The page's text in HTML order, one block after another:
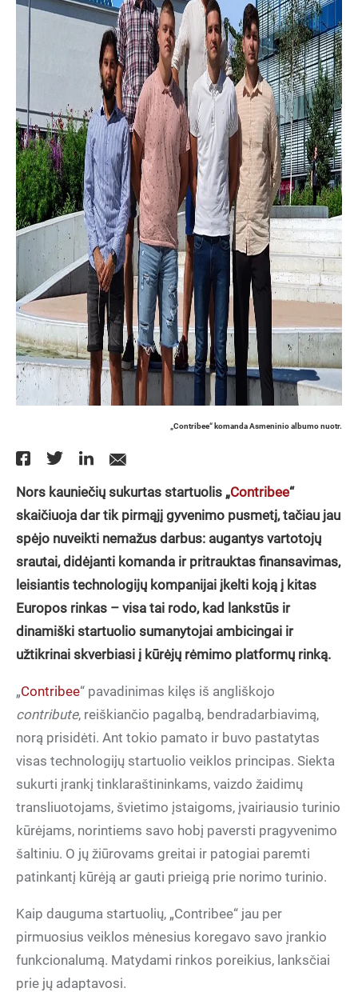
„Contribee“ komanda Asmeninio albumo nuotr.
Nors kauniečių sukurtas startuolis „Contribee“
skaičiuoja dar tik pirmąjį gyvenimo pusmetį, tačiau jau
spėjo nuveikti nemažus darbus: augantys vartotojų
srautai, didėjanti komanda ir pritrauktas finansavimas,
leisiantis technologijų kompanijai įkelti koją į kitas
Europos rinkas – visa tai rodo, kad lankstūs ir
dinamiški startuolio sumanytojai ambicingai ir
užtikrinai skverbiasi į kūrėjų rėmimo platformų rinką.
„Contribee“ pavadinimas kilęs iš angliškojo
contribute, reiškiančio pagalbą, bendradarbiavimą,
norą prisidėti. Ant tokio pamato ir buvo pastatytas
visas technologijų startuolio veiklos principas. Siekta
sukurti įrankį tinklaraštininkams, vaizdo žaidimų
transliuotojams, švietimo įstaigoms, įvairiausio turinio
kūrėjams, norintiems savo hobį paversti pragyvenimo
šaltiniu. O jų žiūrovams greitai ir patogiai paremti
patinkantį kūrėją ar gauti prieigą prie norimo turinio.
Kaip dauguma startuolių, „Contribee“ jau per
pirmuosius veiklos mėnesius koregavo savo įrankio
funkcionalumą. Matydami rinkos poreikius, lanksčiai
prie jų adaptavosi.